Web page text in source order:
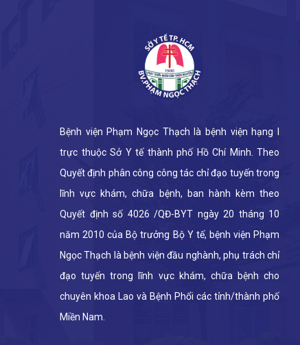
Bệnh viện Phạm Ngọc Thạch là bệnh viện hạng I
trực thuộc Sở Y tế thành phố Hồ Chí Minh. Theo
Quyết định phân công công tác chỉ đạo tuyến trong
lĩnh vực khám, chữa bệnh, ban hành kèm theo
Quyết định số 4026 /QĐ-BYT ngày 20 tháng 10
năm 2010 của Bộ trưởng Bộ Y tế, bệnh viện Phạm
Ngọc Thạch là bệnh viện đầu nghành, phụ trách chỉ
đạo tuyến trong lĩnh vực khám, chữa bệnh cho
chuyên khoa Lao và Bệnh Phổi các tỉnh/thành phố
Miền Nam.